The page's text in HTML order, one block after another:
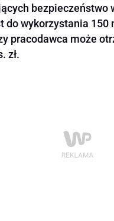
bezpieczeństwo
do wykorzystania 150
pracodawca może
zł.